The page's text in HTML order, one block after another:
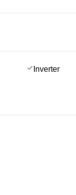
Inverter